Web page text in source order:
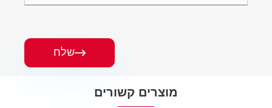
שלח
מוצרים קשורים